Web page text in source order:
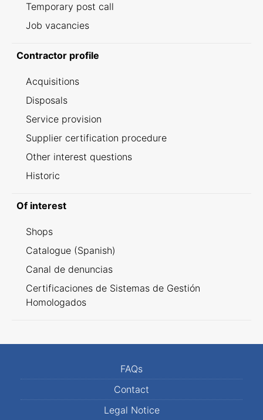
Temporary post call
Job vacancies
Contractor profile
Acquisitions
Disposals
Service provision
Supplier certification procedure
Other interest questions
Historic
Of interest
Shops
Catalogue (Spanish)
Canal de denuncias
Certificaciones de Sistemas de Gestión
Homologados
FAQs
Contact
Legal Notice